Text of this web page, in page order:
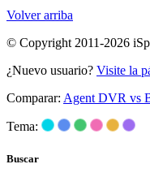
Volver arriba
© Copyright 2011-2026
¿Nuevo usuario? Visite la
Comparar: Agent DVR vs
Tema:
Buscar